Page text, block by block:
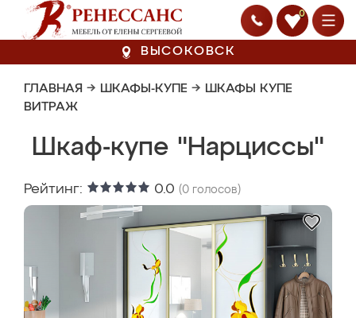
0
ВЫСОКОВСК
ГЛАВНАЯ → ШКАФЫ-КУПЕ → ШКАФЫ КУПЕ
ВИТРАЖ
Шкаф-купе "Нарциссы"
Рейтинг: 0.0 (0 голосов)